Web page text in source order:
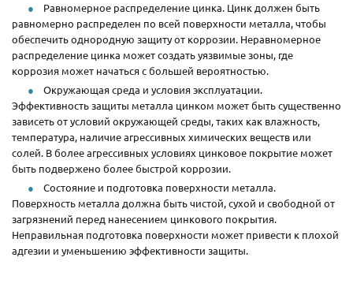
Равномерное распределение цинка. Цинк должен быть
равномерно распределен по всей поверхности металла, чтобы
обеспечить однородную защиту от коррозии. Неравномерное
распределение цинка может создать уязвимые зоны, где
коррозия может начаться с большей вероятностью.
Окружающая среда и условия эксплуатации.
Эффективность защиты металла цинком может быть существенно
зависеть от условий окружающей среды, таких как влажность,
температура, наличие агрессивных химических веществ или
солей. В более агрессивных условиях цинковое покрытие может
быть подвержено более быстрой коррозии.
Состояние и подготовка поверхности металла.
Поверхность металла должна быть чистой, сухой и свободной от
загрязнений перед нанесением цинкового покрытия.
Неправильная подготовка поверхности может привести к плохой
адгезии и уменьшению эффективности защиты.